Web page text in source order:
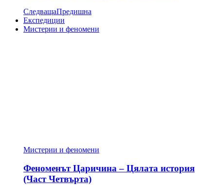
СледващаПредишна
Експедиции
Мистерии и феномени
Мистерии и феномени
Феноменът Царичина – Цялата история
(Част Четвърта)